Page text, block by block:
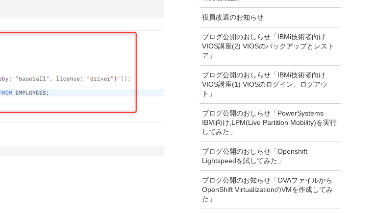
役員改選のお知らせ
ブログ公開のおしらせ「IBMi技術者向け
VIOS講座(2) VIOSのバックアップとレスト
ア」
ブログ公開のおしらせ「IBMi技術者向け
VIOS講座(1) VIOSのログイン、ログアウ
ト」
ブログ公開のおしらせ「PowerSystems
IBMi向け,LPM(Live Partition Mobility)を実行
してみた」
ブログ公開のおしらせ「Openshift
Lightspeedを試してみた」
ブログ公開のお知らせ「OVAファイルから
OpenShift VirtualizationのVMを作成してみ
た」